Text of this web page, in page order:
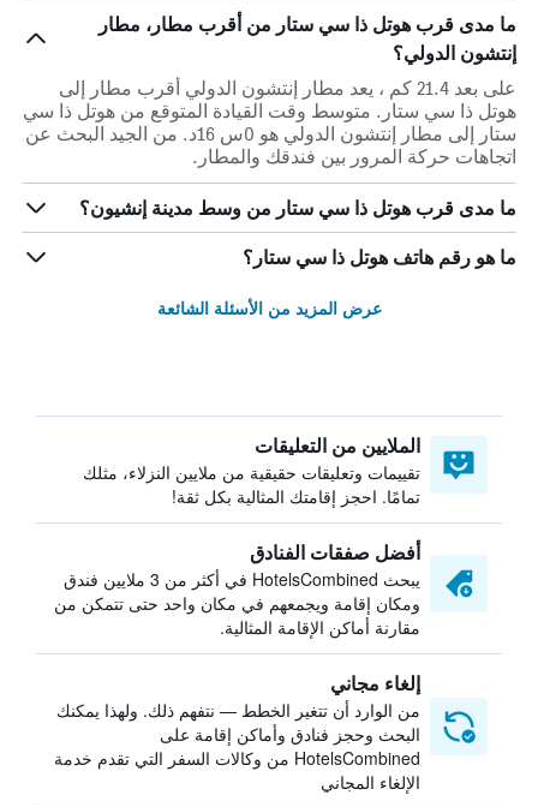
ما مدى قرب هوتل ذا سي ستار من أقرب مطار، مطار
إنتشون الدولي؟
على بعد 21.4 كم ، يعد مطار إنتشون الدولي أقرب مطار إلى
هوتل ذا سي ستار. متوسط وقت القيادة المتوقع من هوتل ذا سي
ستار إلى مطار إنتشون الدولي هو 0س 16د. من الجيد البحث عن
اتجاهات حركة المرور بين فندقك والمطار.
ما مدى قرب هوتل ذا سي ستار من وسط مدينة إنشيون؟
ما هو رقم هاتف هوتل ذا سي ستار؟
عرض المزيد من الأسئلة الشائعة
الملايين من التعليقات
تقييمات وتعليقات حقيقية من ملايين النزلاء، مثلك
تمامًا. احجز إقامتك المثالية بكل ثقة!
أفضل صفقات الفنادق
يبحث HotelsCombined في أكثر من 3 ملايين فندق
ومكان إقامة ويجمعهم في مكان واحد حتى تتمكن من
مقارنة أماكن الإقامة المثالية.
إلغاء مجاني
من الوارد أن تتغير الخطط — نتفهم ذلك. ولهذا يمكنك
البحث وحجز فنادق وأماكن إقامة على
HotelsCombined من وكالات السفر التي تقدم خدمة
الإلغاء المجاني